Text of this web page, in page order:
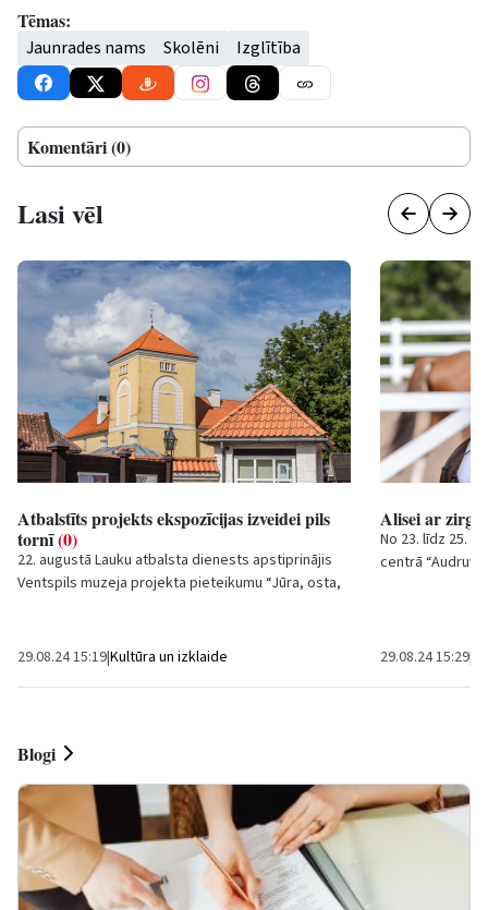
Tēmas:
Jaunrades nams Skolēni Izglītība
Komentāri (0)
Lasi vēl
Atbalstīts projekts ekspozīcijas izveidei pils
tornī(0)
22. augustā Lauku atbalsta dienests apstiprinājis
Ventspils muzeja projekta pieteikumu “Jūra, osta,
29.08.24 15:19|Kultūra un izklaide
Alisei ar
No 23. līdz 25.
centrā
29.08.24 15:29|
Blogi